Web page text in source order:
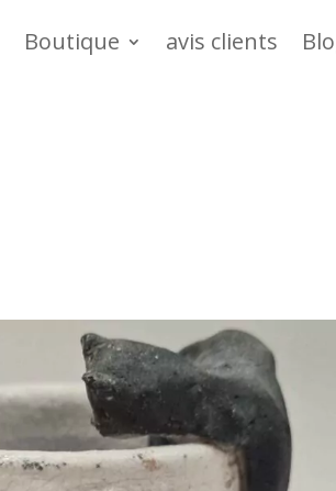
Boutique avis clients